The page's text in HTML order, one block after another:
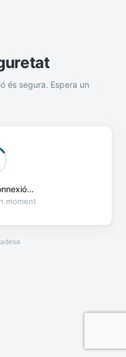
és segura. Espera un
moment